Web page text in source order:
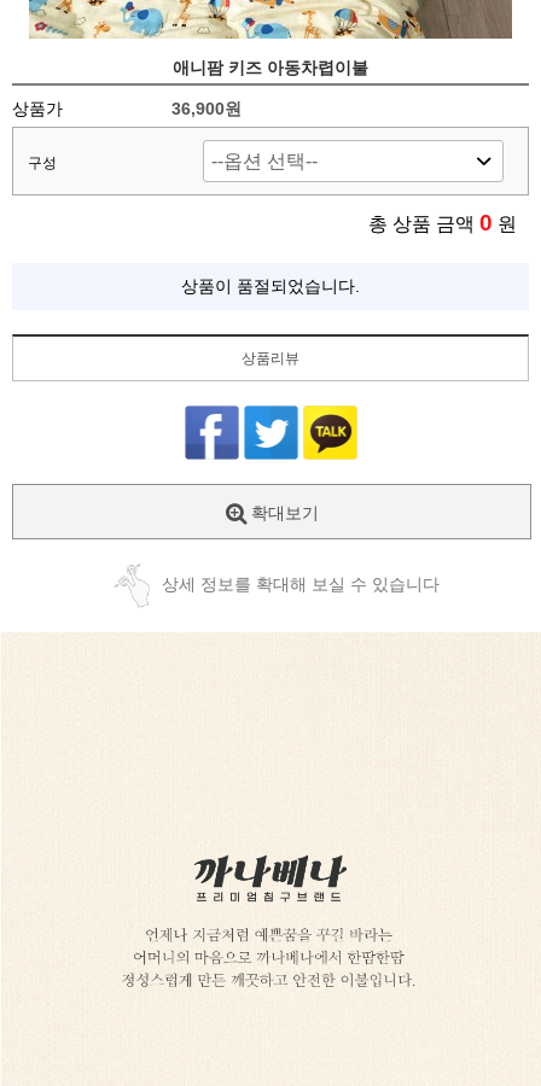
애니팜 키즈 아동차렵이불
상품가 36,900원
구성
총 상품 금액 0 원
상품이 품절되었습니다.
상품리뷰
확대보기
상세 정보를 확대해 보실 수 있습니다